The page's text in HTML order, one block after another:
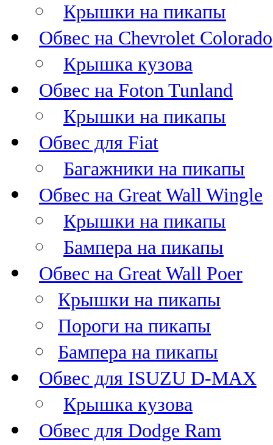
Крышки на пикапы
Обвес на Chevrolet Colorado
Крышка кузова
Обвес на Foton Tunland
Крышки на пикапы
Обвес для Fiat
Багажники на пикапы
Обвес на Great Wall Wingle
Крышки на пикапы
Бампера на пикапы
Обвес на Great Wall Poer
Крышки на пикапы
Пороги на пикапы
Бампера на пикапы
Обвес для ISUZU D-MAX
Крышка кузова
Обвес для Dodge Ram